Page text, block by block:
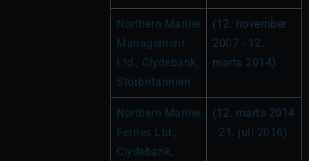
Northern Marine
Management
Ltd., Clydebank,
Storbritannien
(12. november
2007 - 12.
marts 2014)
Northern Marine
Ferries Ltd.,
Clydebank,
(12. marts 2014
- 21. juli 2016)